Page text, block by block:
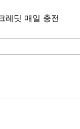
레딧 매일 충전